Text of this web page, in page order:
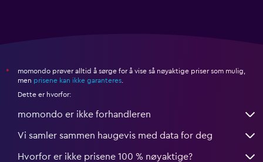
*
momondo prøver alltid å sørge for å vise så nøyaktige priser som mulig,
men prisene kan ikke garanteres.
Dette er hvorfor:
momondo er ikke forhandleren
Vi samler sammen haugevis med data for deg
Hvorfor er ikke prisene 100 % nøyaktige?